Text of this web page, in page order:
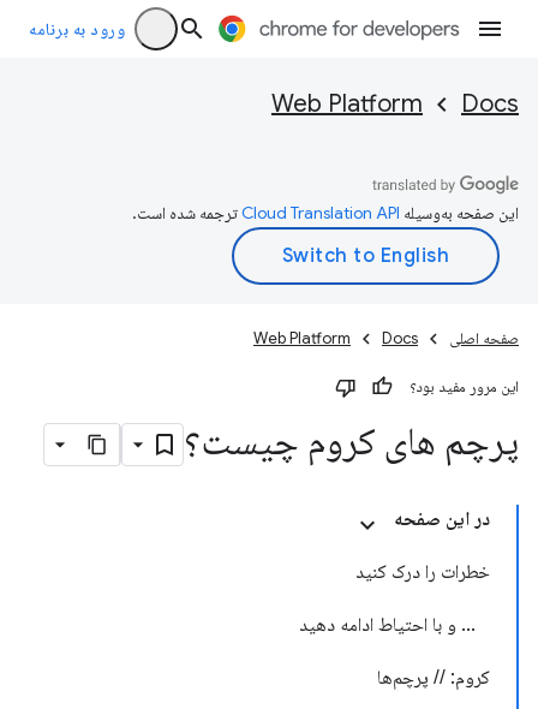
ورود به برنامه
Docs
Web Platform
این صفحه به‌وسیله ترجمه شده است.
صفحه اصلی Docs
Web Platform
این مرور مفید بود؟
پرچم های کروم چیست؟
در این صفحه
خطرات را درک کنید
... و با احتیاط ادامه دهید
کروم: // پرچم‌ها